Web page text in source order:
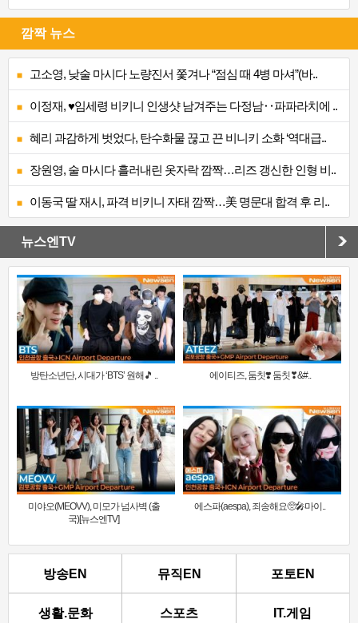
깜짝 뉴스
고소영, 낮술 마시다 노량진서 쫓겨나 “점심 때 4병 마셔”(바..
이정재, ♥임세령 비키니 인생샷 남겨주는 다정남‥파파라치에 ..
혜리 과감하게 벗었다, 탄수화물 끊고 끈 비니키 소화 ‘역대급..
장원영, 술 마시다 흘러내린 옷자락 깜짝…리즈 갱신한 인형 비..
이동국 딸 재시, 파격 비키니 자태 깜짝…美 명문대 합격 후 리..
뉴스엔TV
방탄소년단, 시대가 ‘BTS’ 원해🎵 .. 에이티즈, 둠칫❣️ 둠칫❣&#..
미야오(MEOVV), 미모가 넘사벽 (출
국)[뉴스엔TV]
에스파(aespa), 죄송해요🥺🎤마이..
방송EN 뮤직EN 포토EN
생활.문화 스포츠 IT.게임